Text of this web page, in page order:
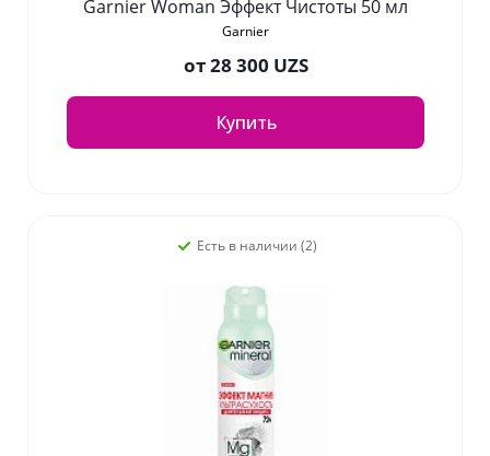
Garnier Woman Эффект Чистоты 50 мл
Garnier
от28 300 UZS
Купить
Есть в наличии (2)